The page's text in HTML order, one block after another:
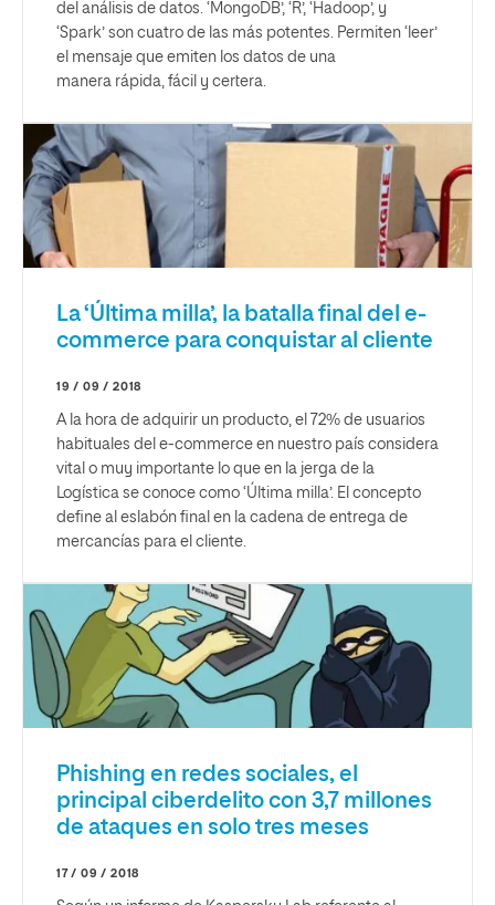
del análisis de datos. ‘MongoDB’, ‘R’, ‘Hadoop’, y
‘Spark’ son cuatro de las más potentes. Permiten ‘leer’
el mensaje que emiten los datos de una
manera rápida, fácil y certera.
La ‘Última milla’, la batalla final del e-
commerce para conquistar al cliente
19 / 09 / 2018
A la hora de adquirir un producto, el 72% de usuarios
habituales del e-commerce en nuestro país considera
vital o muy importante lo que en la jerga de la
Logística se conoce como ‘Última milla’. El concepto
define al eslabón final en la cadena de entrega de
mercancías para el cliente.
Phishing en redes sociales, el
principal ciberdelito con 3,7 millones
de ataques en solo tres meses
17 / 09 / 2018